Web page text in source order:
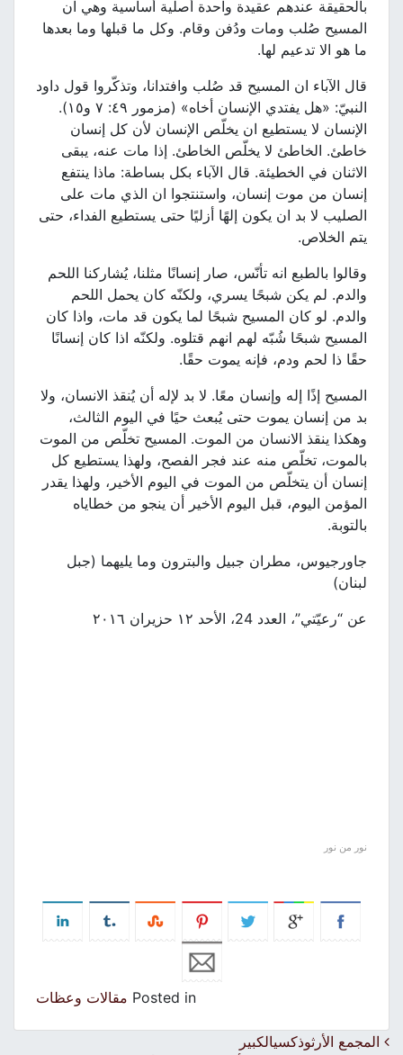
بالحقيقة عندهم عقيدة واحدة أصلية أساسية وهي ان
المسيح صُلب ومات ودُفن وقام. وكل ما قبلها وما بعدها
ما هو الا تدعيم لها.
قال الآباء ان المسيح قد صُلب وافتدانا، وتذكّروا قول داود
النبيّ: «هل يفتدي الإنسان أخاه» (مزمور ٤٩: ٧ و١٥).
الإنسان لا يستطيع ان يخلّص الإنسان لأن كل إنسان
خاطئ. الخاطئ لا يخلّص الخاطئ. إذا مات عنه، يبقى
الاثنان في الخطيئة. قال الآباء بكل بساطة: ماذا ينتفع
إنسان من موت إنسان، واستنتجوا ان الذي مات على
الصليب لا بد ان يكون إلهًا أزليًا حتى يستطيع الفداء، حتى
يتم الخلاص.
وقالوا بالطبع انه تأنّس، صار إنسانًا مثلنا، يُشاركنا اللحم
والدم. لم يكن شبحًا يسري، ولكنّه كان يحمل اللحم
والدم. لو كان المسيح شبحًا لما يكون قد مات، واذا كان
المسيح شبحًا شُبّه لهم انهم قتلوه. ولكنّه اذا كان إنسانًا
حقًا ذا لحم ودم، فإنه يموت حقًا.
المسيح إذًا إله وإنسان معًا. لا بد لإله أن يُنقذ الانسان، ولا
بد من إنسان يموت حتى يُبعث حيًا في اليوم الثالث،
وهكذا ينقذ الانسان من الموت. المسيح تخلّص من الموت
بالموت، تخلّص منه عند فجر الفصح، ولهذا يستطيع كل
إنسان أن يتخلّص من الموت في اليوم الأخير، ولهذا يقدر
المؤمن اليوم، قبل اليوم الأخير أن ينجو من خطاياه
بالتوبة.
جاورجيوس، مطران جبيل والبترون وما يليهما (جبل
لبنان)
عن “رعيّتي”، العدد 24، الأحد ١٢ حزيران ٢٠١٦
نور من نور
Posted in مقالات وعظات
Post navigation
المجمع الأرثوذكسيالكبير